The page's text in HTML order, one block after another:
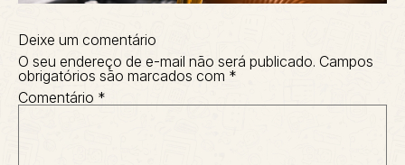
Deixe um comentário
O seu endereço de e-mail não será publicado. Campos
obrigatórios são marcados com *
Comentário *